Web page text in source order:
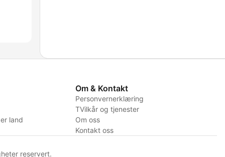
land
Om & Kontakt
Personvernerklæring
TVilkår og tjenester
Om oss
Kontakt oss
reservert.